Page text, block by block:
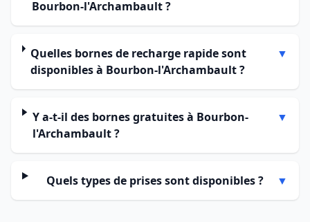
Bourbon-l'Archambault ?
Quelles bornes de recharge rapide sont
disponibles à Bourbon-l'Archambault ?
▼
Y a-t-il des bornes gratuites à Bourbon-
l'Archambault ?
▼
Quels types de prises sont disponibles ? ▼